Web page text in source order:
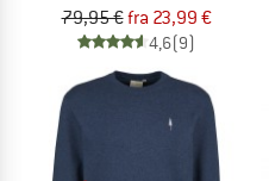
79,95 €fra 23,99 €
4,6(9)